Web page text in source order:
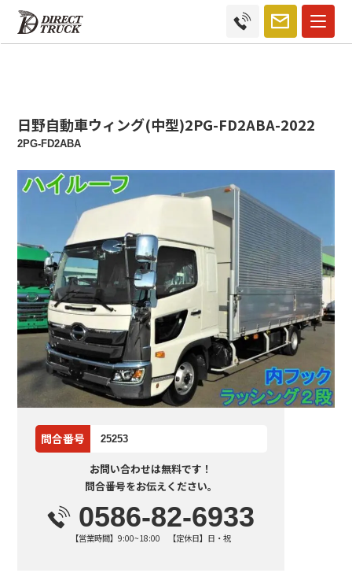
日野自動車ウィング(中型)2PG-FD2ABA-2022
2PG-FD2ABA
問合番号 25253
お問い合わせは無料です！
問合番号をお伝えください。
0586-82-6933
【営業時間】9:00~18:00 【定休日】日・祝